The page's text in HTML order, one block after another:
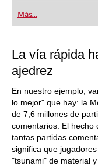
Más...
La vía rápida
ajedrez
En nuestro ejemplo,
lo mejor" que hay: la
de 7,6 millones de
comentarios. El hecho
tantas partidas
significa que
"tsunami" de material